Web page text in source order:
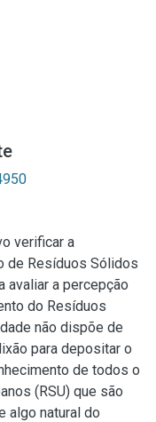
verificar a
de Resíduos Sólidos
avaliar a percepção
do Resíduos
não dispõe de
para depositar o
de todos o
(RSU) que são
algo natural do